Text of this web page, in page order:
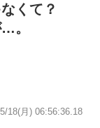
くて？
。
18(月) 06:56:36.18